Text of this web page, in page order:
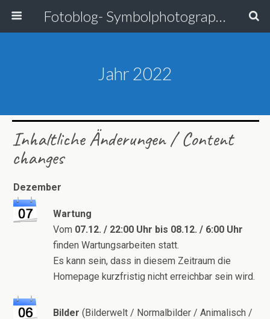
Fotoblog- Symbolphotographie
Jahr 2022
Inhaltliche Änderungen / Content
changes
Dezember
Wartung
Vom 07.12. / 22:00 Uhr bis 08.12. / 6:00 Uhr
finden Wartungsarbeiten statt.
Es kann sein, dass in diesem Zeitraum die
Homepage kurzfristig nicht erreichbar sein wird.
Bilder (Bilderwelt / Normalbilder / Animalisch /